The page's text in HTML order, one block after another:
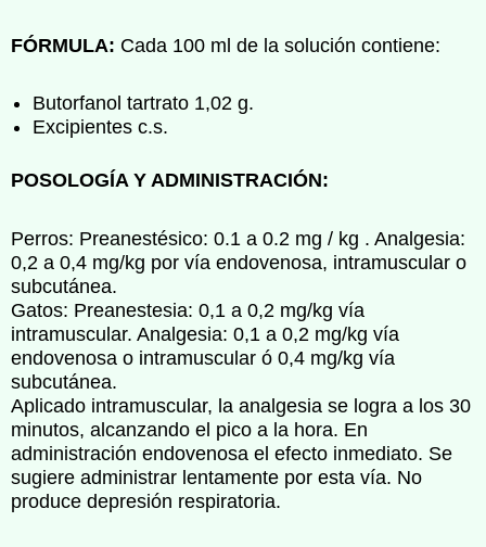
FÓRMULA: Cada 100 ml de la solución contiene:
Butorfanol tartrato 1,02 g.
Excipientes c.s.
POSOLOGÍA Y ADMINISTRACIÓN:
Perros: Preanestésico: 0.1 a 0.2 mg / kg . Analgesia:
0,2 a 0,4 mg/kg por vía endovenosa, intramuscular o
subcutánea.
Gatos: Preanestesia: 0,1 a 0,2 mg/kg vía
intramuscular. Analgesia: 0,1 a 0,2 mg/kg vía
endovenosa o intramuscular ó 0,4 mg/kg vía
subcutánea.
Aplicado intramuscular, la analgesia se logra a los 30
minutos, alcanzando el pico a la hora. En
administración endovenosa el efecto inmediato. Se
sugiere administrar lentamente por esta vía. No
produce depresión respiratoria.